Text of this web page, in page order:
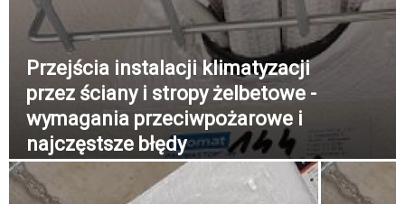
Przejścia instalacji klimatyzacji
przez ściany i stropy żelbetowe -
wymagania przeciwpożarowe i
najczęstsze błędy